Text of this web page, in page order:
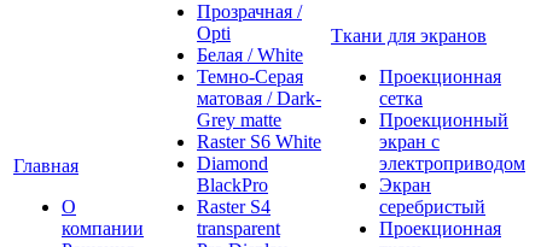
Главная
О
компании
Прозрачная /
Opti
Белая / White
Темно-Серая
матовая / Dark-
Grey matte
Raster S6 White
Diamond
BlackPro
Raster S4
transparent
Ткани для экранов
Проекционная
сетка
Проекционный
экран с
электроприводом
Экран
серебристый
Проекционная